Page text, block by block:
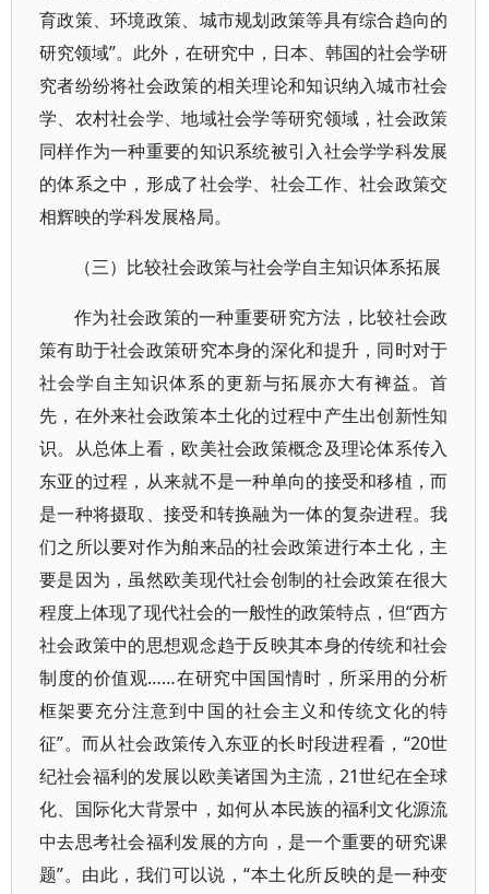
育政策、环境政策、城市规划政策等具有综合趋向的
研究领域”。此外，在研究中，日本、韩国的社会学研
究者纷纷将社会政策的相关理论和知识纳入城市社会
学、农村社会学、地域社会学等研究领域，社会政策
同样作为一种重要的知识系统被引入社会学学科发展
的体系之中，形成了社会学、社会工作、社会政策交
相辉映的学科发展格局。
（三）比较社会政策与社会学自主知识体系拓展
作为社会政策的一种重要研究方法，比较社会政
策有助于社会政策研究本身的深化和提升，同时对于
社会学自主知识体系的更新与拓展亦大有裨益。首
先，在外来社会政策本土化的过程中产生出创新性知
识。从总体上看，欧美社会政策概念及理论体系传入
东亚的过程，从来就不是一种单向的接受和移植，而
是一种将摄取、接受和转换融为一体的复杂进程。我
们之所以要对作为舶来品的社会政策进行本土化，主
要是因为，虽然欧美现代社会创制的社会政策在很大
程度上体现了现代社会的一般性的政策特点，但“西方
社会政策中的思想观念趋于反映其本身的传统和社会
制度的价值观……在研究中国国情时，所采用的分析
框架要充分注意到中国的社会主义和传统文化的特
征”。而从社会政策传入东亚的长时段进程看，“20世
纪社会福利的发展以欧美诸国为主流，21世纪在全球
化、国际化大背景中，如何从本民族的福利文化源流
中去思考社会福利发展的方向，是一个重要的研究课
题”。由此，我们可以说，“本土化所反映的是一种变